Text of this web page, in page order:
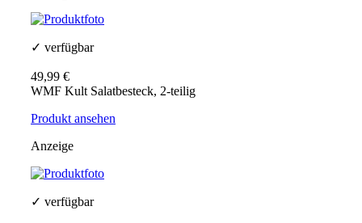
✓ verfügbar
49,99 €
WMF Kult Salatbesteck, 2-teilig
Produkt ansehen
Anzeige
✓ verfügbar